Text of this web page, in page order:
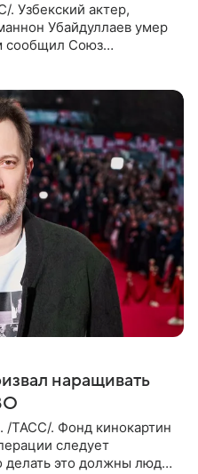
Узбекский актер,
Убайдуллаев умер
сообщил Союз
наращивать
ТАСС/. Фонд кинокартин
следует
делать это должны люди,